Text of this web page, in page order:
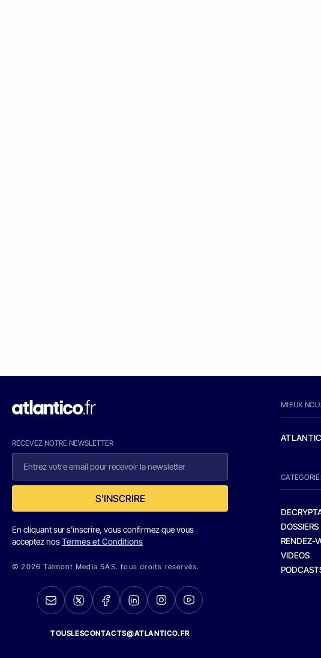
RECEVEZ NOTRE NEWSLETTER
S'INSCRIRE
En cliquant sur s'inscrire, vous confirmez que vous
acceptez nosTermes et Conditions
© 2026 Talmont Media SAS. tous droits réservés.
TOUSLESCONTACTS@ATLANTICO.FR
MIEUX
DOSSIERS
RENDEZ-
VIDEOS